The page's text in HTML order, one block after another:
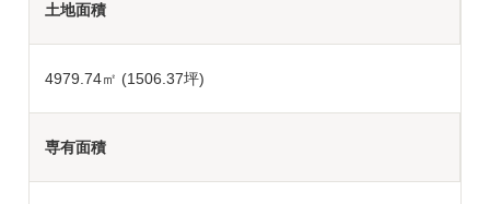
土地面積
4979.74㎡ (1506.37坪)
専有面積